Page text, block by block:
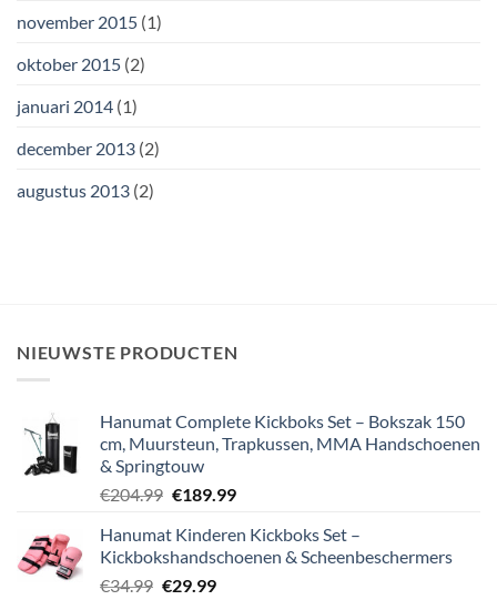
november 2015 (1)
oktober 2015 (2)
januari 2014 (1)
december 2013 (2)
augustus 2013 (2)
NIEUWSTE PRODUCTEN
Hanumat Complete Kickboks Set – Bokszak 150
cm, Muursteun, Trapkussen, MMA Handschoenen
& Springtouw
€204.99 Oorspronkelijke
was:
€204.99.
€189.99Huidige
is:
€189.99.
Hanumat Kinderen Kickboks Set –
Kickbokshandschoenen & Scheenbeschermers
€34.99 Oorspronkelijke
€29.99Huidige